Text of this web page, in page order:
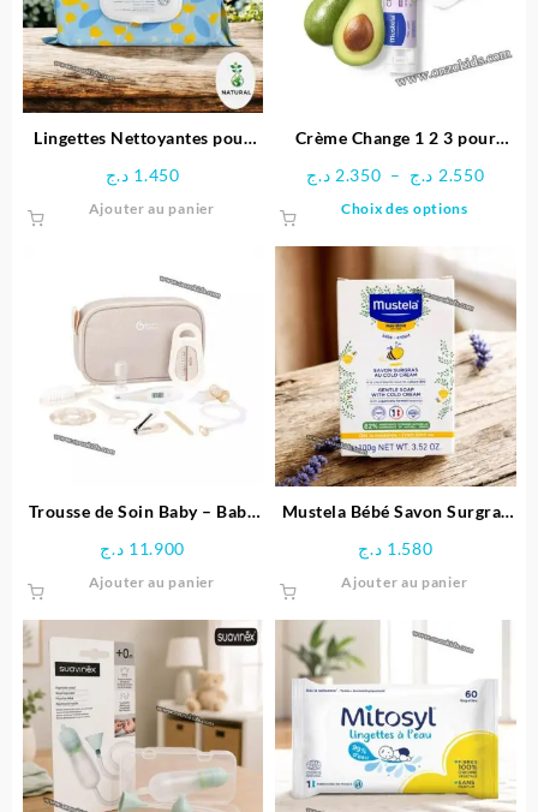
Lingettes Nettoyantes pour
1.450 د.ج
Ajouter au panier
Crème Change 1 2 3 pour
2.350 د.ج – 2.550 د.ج
Plage
à
Choix des options
Les
options
être
choisies
sur
la
page
Trousse de Soin Baby – Baby
11.900 د.ج
Ajouter au panier
Mustela Bébé Savon Surgras
Protecteur 100 g
1.580 د.ج
Ajouter au panier